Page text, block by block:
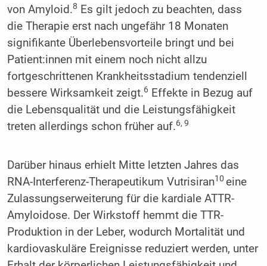
von Amyloid.8 Es gilt jedoch zu beachten, dass
die Therapie erst nach ungefähr 18 Monaten
signifikante Überlebensvorteile bringt und bei
Patient:innen mit einem noch nicht allzu
fortgeschrittenen Krankheitsstadium tendenziell
bessere Wirksamkeit zeigt.6Effekte in Bezug auf
die Lebensqualität und die Leistungsfähigkeit
treten allerdings schon früher auf.6, 9
Darüber hinaus erhielt Mitte letzten Jahres das
RNA-Interferenz-Therapeutikum Vutrisiran10 eine
Zulassungserweiterung für die kardiale ATTR-
Amyloidose. Der Wirkstoff hemmt die TTR-
Produktion in der Leber, wodurch Mortalität und
kardiovaskuläre Ereignisse reduziert werden, unter